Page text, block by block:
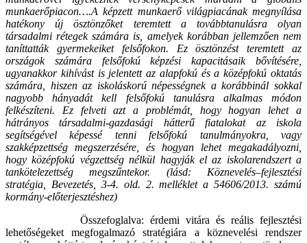
munkaerőpiacon….A képzett munkaerő világpiacának megnyílása
hatékony új ösztönzőket teremtett a továbbtanulásra olyan
társadalmi rétegek számára is, amelyek korábban jellemzően nem
taníttatták gyermekeiket felsőfokon. Ez ösztönzést teremtett az
országok számára felsőfokú képzési kapacitásaik bővítésére,
ugyanakkor kihívást is jelentett az alapfokú és a középfokú oktatás
számára, hiszen az iskoláskorú népességnek a korábbinál sokkal
nagyobb hányadát kell felsőfokú tanulásra alkalmas módon
felkészíteni. Ez felveti azt a problémát, hogy hogyan lehet a
hátrányos társadalmi-gazdasági hátterű fiatalokat az iskola
segítségével képessé tenni felsőfokú tanulmányokra, vagy
szakképzettség megszerzésére, és hogyan lehet megakadályozni,
hogy középfokú végzettség nélkül hagyják el az iskolarendszert a
tankötelezettség megszűntekor. (lásd: Köznevelés–fejlesztési
stratégia, Bevezetés, 3-4. old. 2. melléklet a 54606/2013. számú
kormány-előterjesztéshez)
Összefoglalva: érdemi vitára és reális fejlesztési
lehetőségeket megfogalmazó stratégiára a köznevelési rendszer